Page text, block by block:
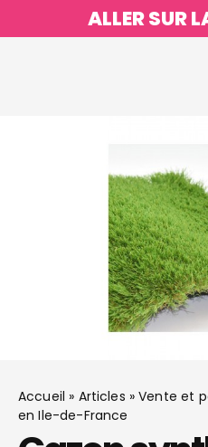
ALLER SUR
Accueil » Articles »Vente et
en Ile-de-France